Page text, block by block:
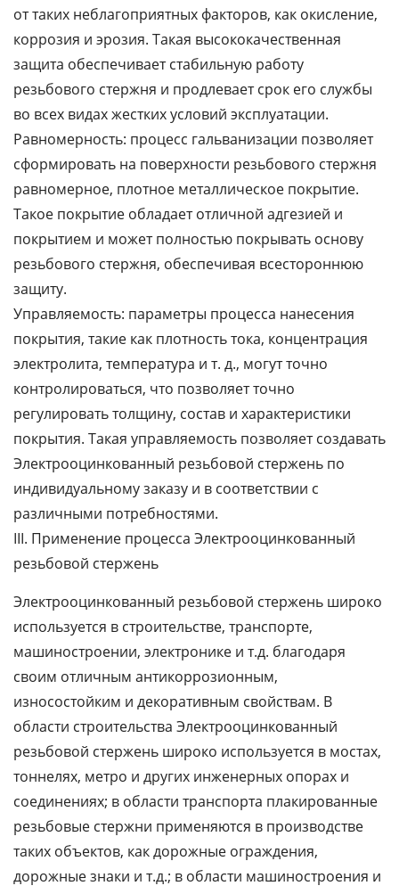
от таких неблагоприятных факторов, как окисление,
коррозия и эрозия. Такая высококачественная
защита обеспечивает стабильную работу
резьбового стержня и продлевает срок его службы
во всех видах жестких условий эксплуатации.
Равномерность: процесс гальванизации позволяет
сформировать на поверхности резьбового стержня
равномерное, плотное металлическое покрытие.
Такое покрытие обладает отличной адгезией и
покрытием и может полностью покрывать основу
резьбового стержня, обеспечивая всестороннюю
защиту.
Управляемость: параметры процесса нанесения
покрытия, такие как плотность тока, концентрация
электролита, температура и т. д., могут точно
контролироваться, что позволяет точно
регулировать толщину, состав и характеристики
покрытия. Такая управляемость позволяет создавать
Электрооцинкованный резьбовой стержень по
индивидуальному заказу и в соответствии с
различными потребностями.
III. Применение процесса Электрооцинкованный
резьбовой стержень
Электрооцинкованный резьбовой стержень широко
используется в строительстве, транспорте,
машиностроении, электронике и т.д. благодаря
своим отличным антикоррозионным,
износостойким и декоративным свойствам. В
области строительства Электрооцинкованный
резьбовой стержень широко используется в мостах,
тоннелях, метро и других инженерных опорах и
соединениях; в области транспорта плакированные
резьбовые стержни применяются в производстве
таких объектов, как дорожные ограждения,
дорожные знаки и т.д.; в области машиностроения и